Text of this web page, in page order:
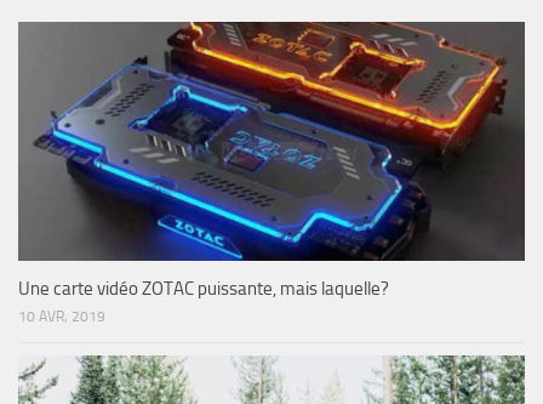
Une carte vidéo ZOTAC puissante, mais laquelle?
10 AVR, 2019